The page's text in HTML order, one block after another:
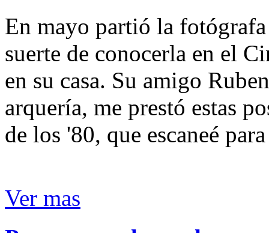
En mayo partió la
suerte de conocerla en el
en su casa. Su amigo
arquería, me prestó estas
de los '80, que escaneé
Ver mas